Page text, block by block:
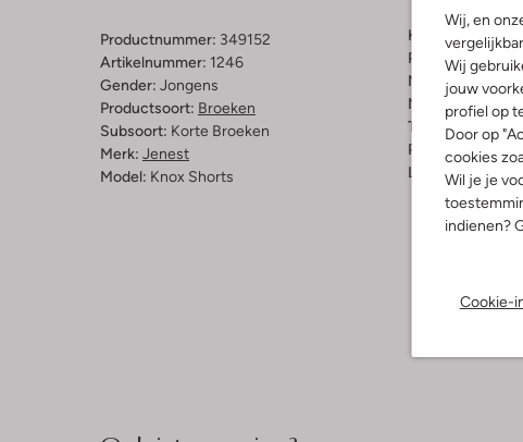
Wij, en
Wij
jouw
profiel op
Door op
cookies
Wil je je
indienen?
Cookie-
Productnummer: 349152
Artikelnummer: 1246
Gender: Jongens
Productsoort: Broeken
Subsoort: Korte Broeken
Merk: Jenest
Model: Knox Shorts
Kleur:
Oranje
Patroon:
Streep
Materiaal:
Katoen
Taillehoogte:
Pasvorm:
Lengte: Kort